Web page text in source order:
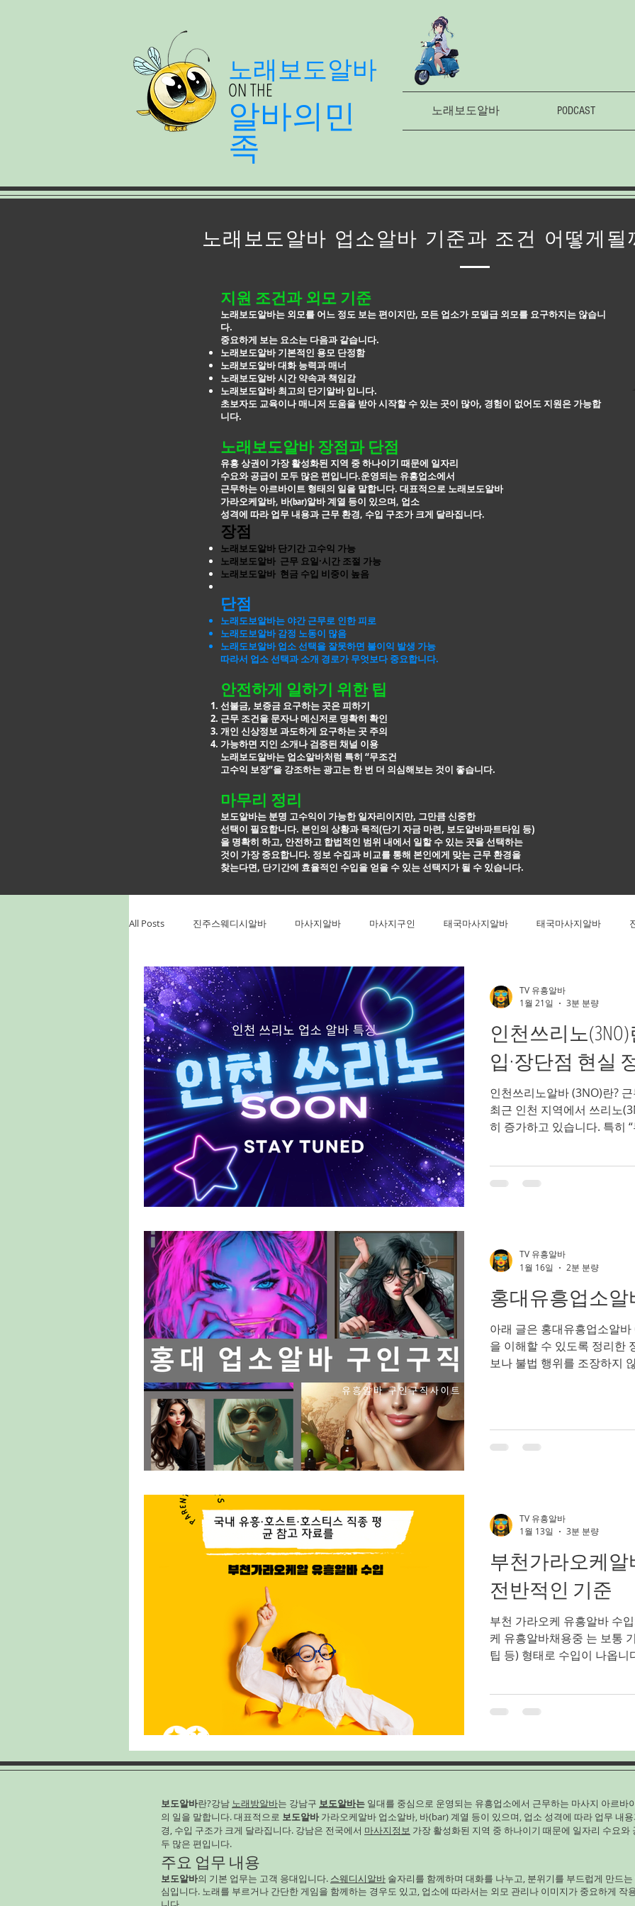
노래보도알바
ON THE
알바의민
족
노래보도알바 PODCAST
노래보도알바 업소알바 기준과 조건 어떻게될
지원 조건과 외모 기준
노래보도알바는 외모를 어느 정도 보는 편이지만, 모든 업소가 모델급 외모를 요구하지는 않습니
다.
중요하게 보는 요소는 다음과 같습니다.
노래보도알바 기본적인 용모 단정함
노래보도알바 대화 능력과 매너
노래보도알바 시간 약속과 책임감
노래보도알바 최고의 단기알바 입니다.
초보자도 교육이나 매니저 도움을 받아 시작할 수 있는 곳이 많아, 경험이 없어도 지원은 가능합
니다.
노래보도알바 장점과 단점
유흥 상권이 가장 활성화된 지역 중 하나이기 때문에 일자리
수요와 공급이 모두 많은 편입니다.운영되는 유흥업소에서
근무하는 아르바이트 형태의 일을 말합니다. 대표적으로 노래보도알바
가라오케알바, 바(bar)알바 계열 등이 있으며, 업소
성격에 따라 업무 내용과 근무 환경, 수입 구조가 크게 달라집니다.
장점
노래보도알바 단기간 고수익 가능
노래보도알바 근무 요일·시간 조절 가능
노래보도알바 현금 수입 비중이 높음
단점
노래도보알바는 야간 근무로 인한 피로
노래도보알바 감정 노동이 많음
노래도보알바 업소 선택을 잘못하면 불이익 발생 가능
따라서 업소 선택과 소개 경로가 무엇보다 중요합니다.
안전하게 일하기 위한 팁
선불금, 보증금 요구하는 곳은 피하기
근무 조건을 문자나 메신저로 명확히 확인
개인 신상정보 과도하게 요구하는 곳 주의
가능하면 지인 소개나 검증된 채널 이용
노래보도알바는 업소알바처럼 특히 “무조건
고수익 보장”을 강조하는 광고는 한 번 더 의심해보는 것이 좋습니다.
마무리 정리
보도알바는 분명 고수익이 가능한 일자리이지만, 그만큼 신중한
선택이 필요합니다. 본인의 상황과 목적(단기 자금 마련, 보도알바파트타임 등)
을 명확히 하고, 안전하고 합법적인 범위 내에서 일할 수 있는 곳을 선택하는
것이 가장 중요합니다. 정보 수집과 비교를 통해 본인에게 맞는 근무 환경을
찾는다면, 단기간에 효율적인 수입을 얻을 수 있는 선택지가 될 수 있습니다.
All Posts 진주스웨디시알바 마사지알바 마사지구인 태국마사지알바 태국마사지알바
태국마사지구인 스웨디시구인 스웨디시마사지 아로마마사지알바
룸알바 주점알바 여성알바 밤문화 가라오케알바 유흥업소알바 노래주점알바
홍대유흥업소 홍대유흥업소구인 인천쓰리노 인천여성알바 인천룸알바
양배추재배 양배추심기
인천쓰리노
입·장단점 현실
인천쓰리노알바 (3NO)란?
최근 인천 지역에서 쓰리노
히 증가하고 있습니다. 특히
근무 방식, 수입 구조, 장단
하는 3NO는 다음을 뜻합니
❌ 2차 없음 즉, 대화·술자리
천 쓰리노 업소는✔ 노래방✔
리노 업소 알바 특징 1
TV 유흥알바
1월 21일
3분 분량
홍대유흥업소
아래 글은 홍대유흥업소알
을 이해할 수 있도록 정리한
보나 불법 행위를 조장하지
로 운영되는 다양한 유흥 업
의미한다. 홍대는 젊은 층과
대 지역 유흥업소의 특징 홍
렌디하고 캐주얼한 유흥 문
젊은 층, 대학생, 직장인, 외
체 회식보다는 개인·소규모
TV 유흥알바
1월 16일
2분 분량
부천가라오케알
전반적인 기준
부천 가라오케 유흥알바 수
케 유흥알바채용중 는 보통 기본 보수 + 추가 수당(초이스/
팁 등) 형태로 수입이 나옵니다. 업소·상권·손님층에 따라 시
케알바 알아보자 국내 유흥·
평균 임금 은 약 1,600만 원
수 있습니다 . 다만 이 자료
평균 이며 실제 부천가라오
TV 유흥알바
1월 13일
3분 분량
보도알바란?강남 노래방알바는 강남구 보도알바는 일대를 중심으로 운영되는 유흥업소에서 근무하는 마사지 아르바
의 일을 말합니다. 대표적으로 보도알바가라오케알바 업소알바, 바(bar) 계열 등이 있으며, 업소 성격에 따라 업무 내
경, 수입 구조가 크게 달라집니다. 강남은 전국에서 마사지정보 가장 활성화된 지역 중 하나이기 때문에 일자리 수요와
두 많은 편입니다.
주요 업무 내용
보도알바의 기본 업무는 고객 응대입니다. 스웨디시알바 술자리를 함께하며 대화를 나누고, 분위기를 부드럽게 만드는
심입니다. 노래를 부르거나 간단한 게임을 함께하는 경우도 있고, 업소에 따라서는 외모 관리나 이미지가 중요하게 작